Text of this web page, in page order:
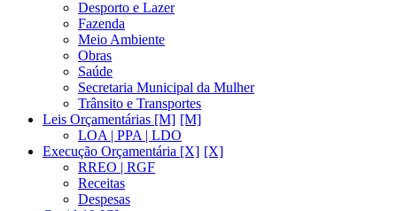
Desporto e Lazer
Fazenda
Meio Ambiente
Obras
Saúde
Secretaria Municipal da Mulher
Trânsito e Transportes
Leis Orçamentárias [M]
LOA | PPA | LDO
Execução Orçamentária [X]
RREO | RGF
Receitas
Despesas